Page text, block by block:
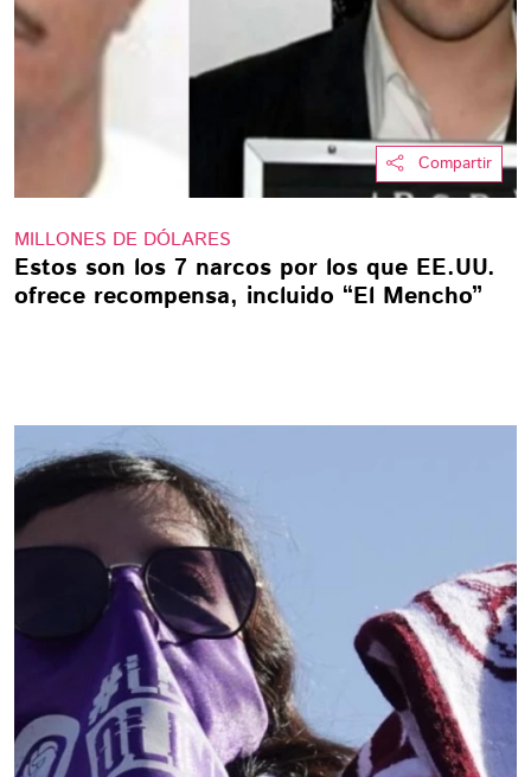
Compartir
MILLONES DE DÓLARES
Estos son los 7 narcos por los que EE.UU.
ofrece recompensa, incluido “El Mencho”